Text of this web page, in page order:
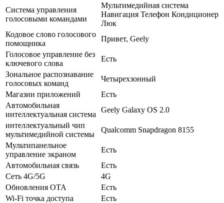
Система управления
голосовыми командами
Мультимедийная система
Навигация Телефон Кондиционер
Люк
Кодовое слово голосового
помощника
Привет, Geely
Голосовое управление без
ключевого слова
Есть
Зональное распознавание
голосовых команд
Четырехзонный
Магазин приложений
Есть
Автомобильная
интеллектуальная система
Geely Galaxy OS 2.0
интеллектуальный чип
мультимедийной системы
Qualcomm Snapdragon 8155
Мультипанельное
управление экраном
Есть
Автомобильная связь
Есть
Сеть 4G/5G
4G
Обновления OTA
Есть
Wi-Fi точка доступа
Есть